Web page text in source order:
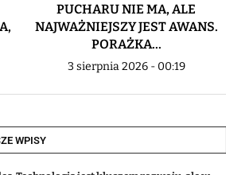
PUCHARU NIE MA, ALE
NAJWAŻNIEJSZY JEST AWANS.
PORAŻKA...
3 sierpnia 2026 - 00:19
WPISY